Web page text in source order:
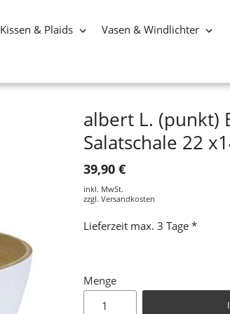
Kissen & Plaids
Vasen & Windlichter
albert L. (punkt)
Salatschale 22
39,90 €
inkl. MwSt.
zzgl. Versandkosten
Lieferzeit max. 3 Tage *
Menge